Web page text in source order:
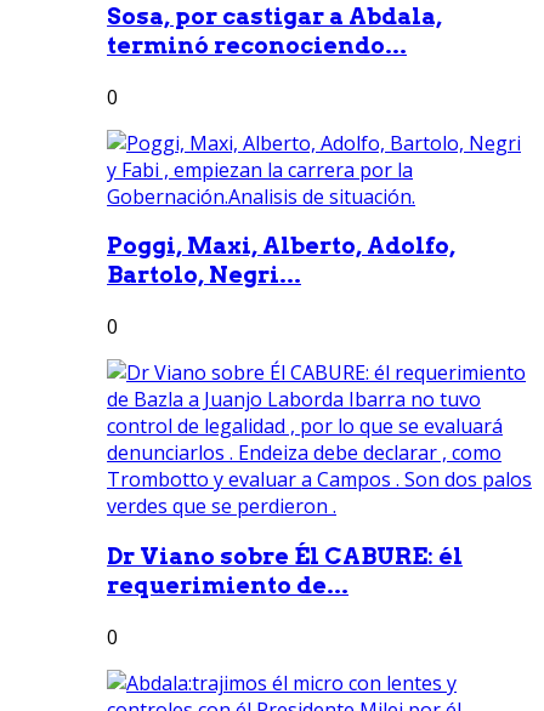
Sosa, por castigar a Abdala,
terminó reconociendo...
0
Poggi, Maxi, Alberto, Adolfo,
Bartolo, Negri...
0
Dr Viano sobre Él CABURE: él
requerimiento de...
0